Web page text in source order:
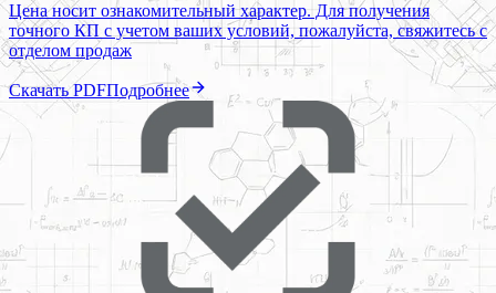
Цена носит ознакомительный характер. Для получения
точного КП с учетом ваших условий, пожалуйста, свяжитесь с
отделом продаж
Скачать PDFПодробнее